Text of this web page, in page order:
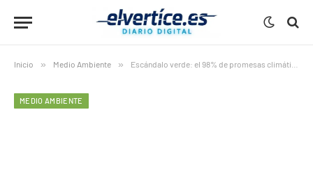
Inicio » Medio Ambiente » Escándalo verde: el 98% de promesas climáticas de la industria cárnica serían falsas
MEDIO AMBIENTE